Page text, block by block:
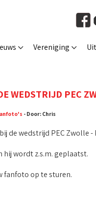
Vereniging
WEDSTRIJD PEC
- Door: Chris
de wedstrijd PEC
hij wordt z.s.m. geplaatst.
fanfoto op te sturen.